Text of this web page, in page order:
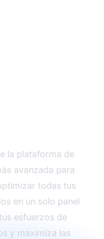
la plataforma de
avanzada para
todas tus
en un solo panel
esfuerzos de
y maximiza las